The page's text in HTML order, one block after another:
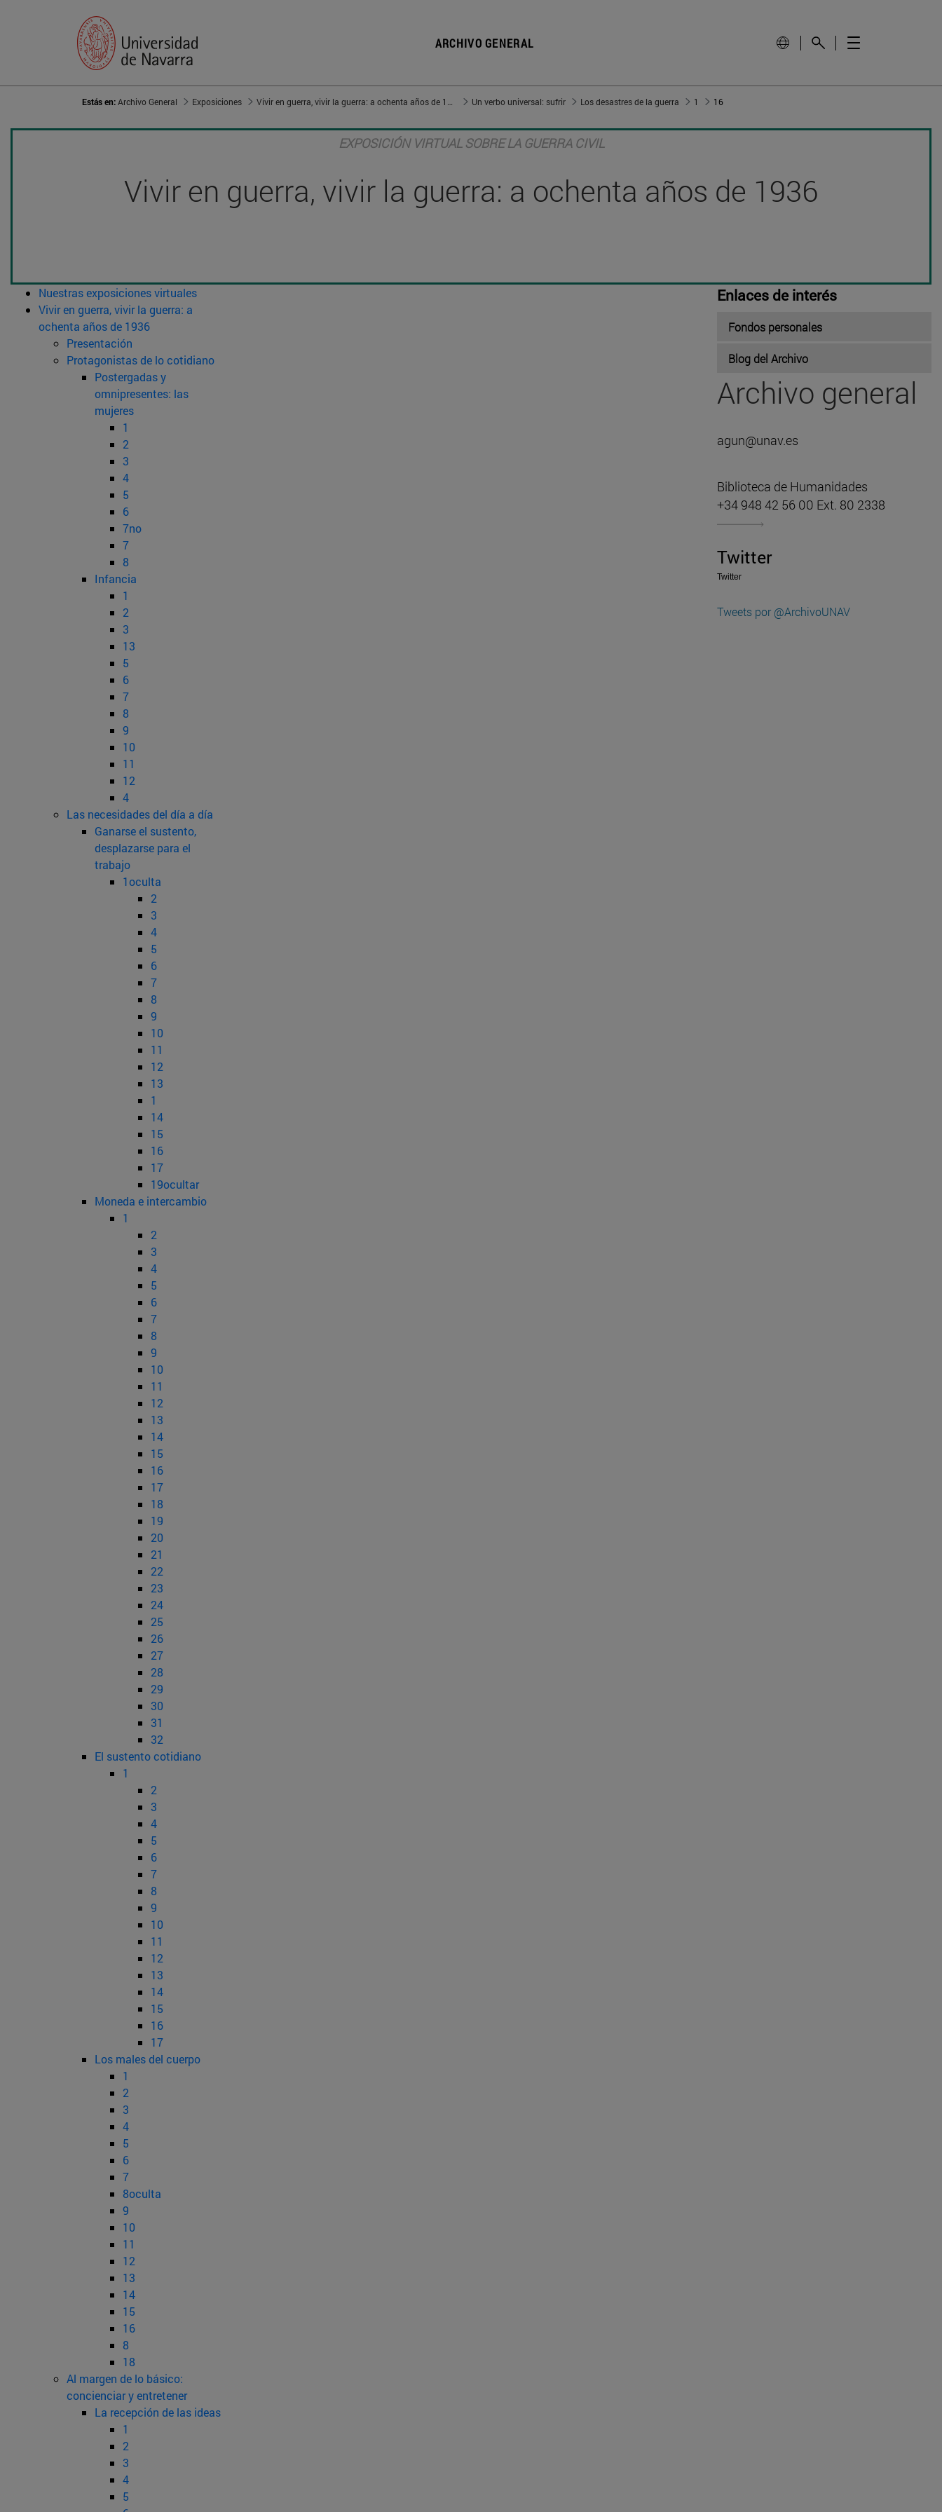
ARCHIVO GENERAL
Estás en:Archivo General Exposiciones Un verbo universal: sufrir Los desastres de la guerra 1 16
EXPOSICIÓN VIRTUAL SOBRE LA GUERRA CIVIL
Vivir en guerra, vivir la guerra: a ochenta años de 1936
Nuestras exposiciones virtuales
Vivir en guerra, vivir la guerra: a
ochenta años de 1936
Presentación
Protagonistas de lo cotidiano
Postergadas y
omnipresentes: las
mujeres
1
2
3
4
5
6
7no
7
8
Infancia
1
2
3
13
5
6
7
8
9
10
11
12
4
Las necesidades del día a día
Ganarse el sustento,
desplazarse para el
trabajo
1oculta
2
3
4
5
6
7
8
9
10
11
12
13
1
14
15
16
17
19ocultar
Moneda e intercambio
1
2
3
4
5
6
7
8
9
10
11
12
13
14
15
16
17
18
19
20
21
22
23
24
25
26
27
28
29
30
31
32
El sustento cotidiano
1
2
3
4
5
6
7
8
9
10
11
12
13
14
15
16
17
Los males del cuerpo
1
2
3
4
5
6
7
8oculta
9
10
11
12
13
14
15
16
8
18
Al margen de lo básico:
concienciar y entretener
La recepción de las ideas
1
2
3
4
5
Enlaces de interés
Fondos personales
Blog del Archivo
Archivo general
agun@unav.es
Biblioteca de Humanidades
+34 948 42 56 00 Ext. 80 2338
Twitter
Twitter
Tweets por @ArchivoUNAV